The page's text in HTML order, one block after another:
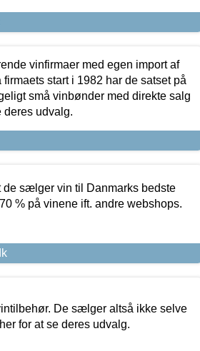
vinfirmaer med egen import af
start i 1982 har de satset på
små vinbønder med direkte salg
deres udvalg.
de sælger vin til Danmarks bedste
% på vinene ift. andre webshops.
De sælger altså ikke selve
for at se deres udvalg.